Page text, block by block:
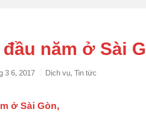
năm ở Sài
3 6, 2017 Dịch vụ, Tin tức
ở Sài Gòn,